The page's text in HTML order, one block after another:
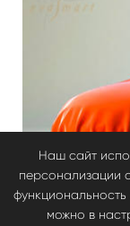
Наш сайт
персонализации
можно в